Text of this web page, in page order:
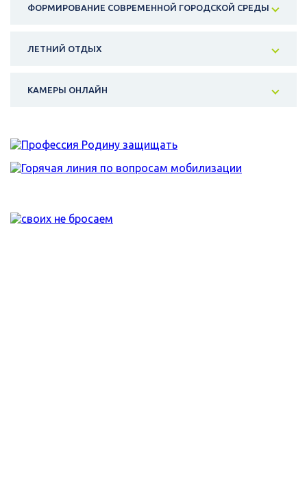
ФОРМИРОВАНИЕ СОВРЕМЕННОЙ ГОРОДСКОЙ СРЕДЫ
ЛЕТНИЙ ОТДЫХ
КАМЕРЫ ОНЛАЙН